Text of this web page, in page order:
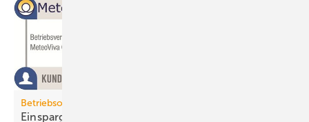
Betriebsoptimierungslösung MeteoViva-Climate
Einspargarantie mit